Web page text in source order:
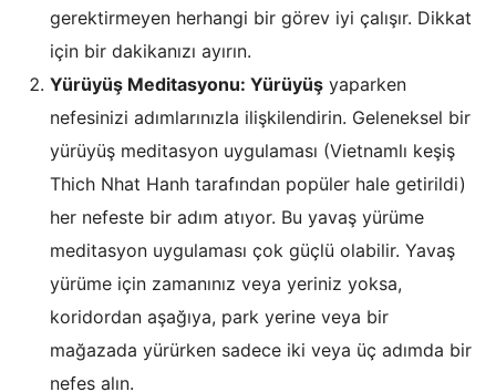
gerektirmeyen herhangi bir görev iyi çalışır. Dikkat
için bir dakikanızı ayırın.
Yürüyüş Meditasyonu: Yürüyüş yaparken
nefesinizi adımlarınızla ilişkilendirin. Geleneksel bir
yürüyüş meditasyon uygulaması (Vietnamlı keşiş
Thich Nhat Hanh tarafından popüler hale getirildi)
her nefeste bir adım atıyor. Bu yavaş yürüme
meditasyon uygulaması çok güçlü olabilir. Yavaş
yürüme için zamanınız veya yeriniz yoksa,
koridordan aşağıya, park yerine veya bir
mağazada yürürken sadece iki veya üç adımda bir
nefes alın.